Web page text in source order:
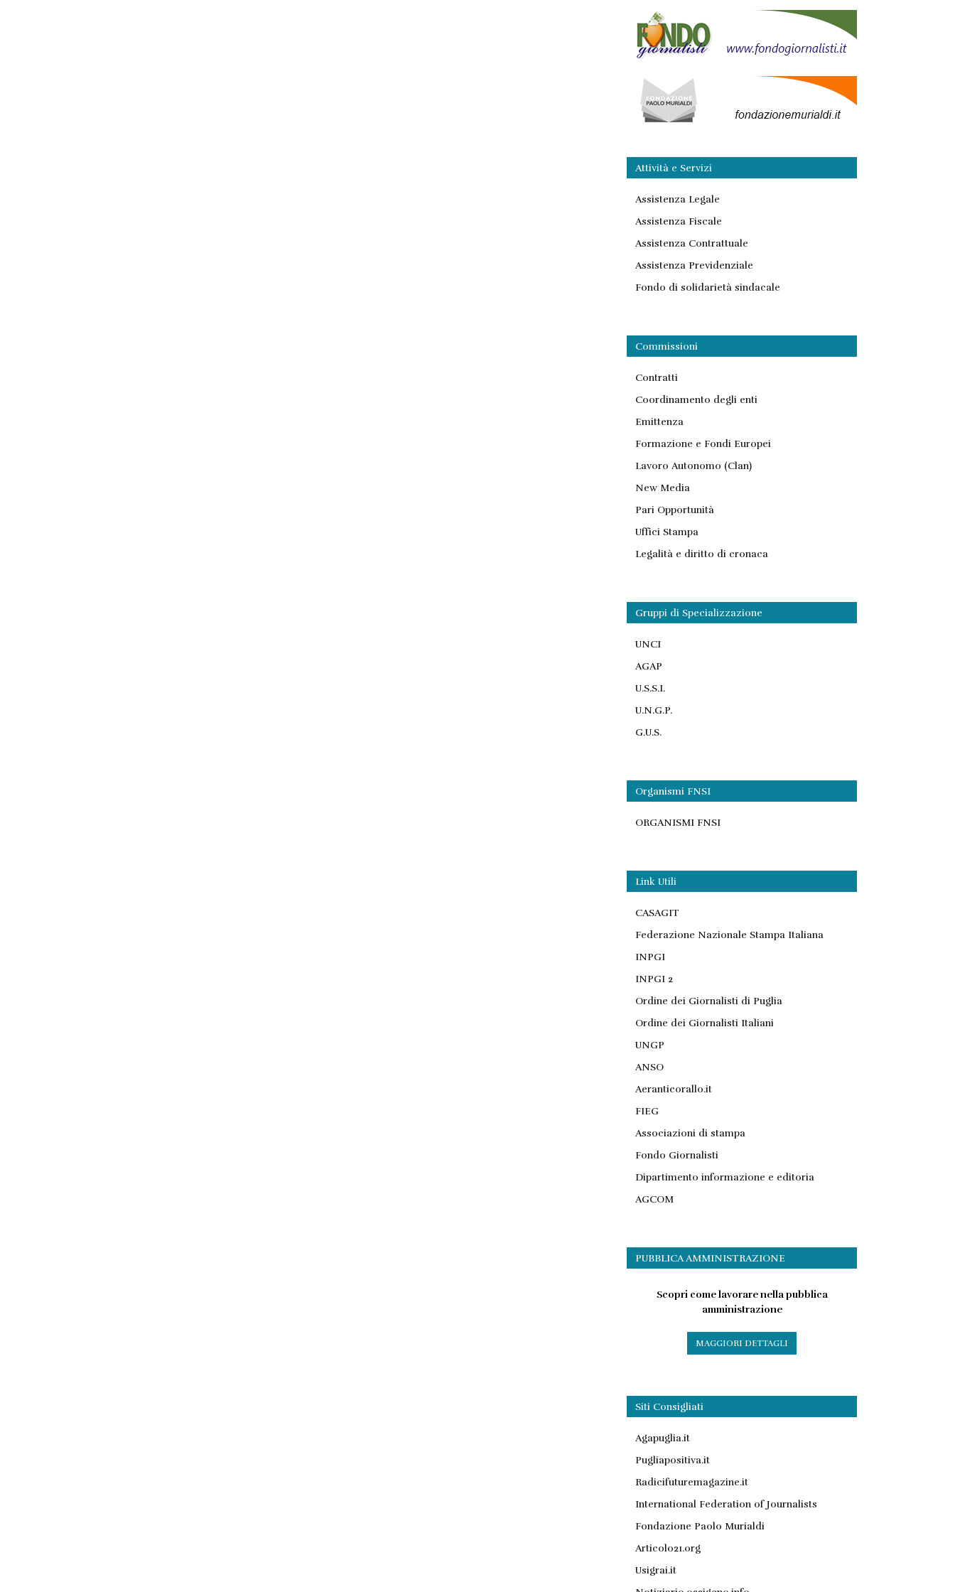
Attività e Servizi
Assistenza Legale
Assistenza Fiscale
Assistenza Contrattuale
Assistenza Previdenziale
Fondo di solidarietà sindacale
Commissioni
Contratti
Coordinamento degli enti
Emittenza
Formazione e Fondi Europei
Lavoro Autonomo (Clan)
New Media
Pari Opportunità
Uffici Stampa
Legalità e diritto di cronaca
Gruppi di Specializzazione
UNCI
AGAP
U.S.S.I.
U.N.G.P.
G.U.S.
Organismi FNSI
ORGANISMI FNSI
Link Utili
CASAGIT
Federazione Nazionale Stampa Italiana
INPGI
INPGI 2
Ordine dei Giornalisti di Puglia
Ordine dei Giornalisti Italiani
UNGP
ANSO
Aeranticorallo.it
FIEG
Associazioni di stampa
Fondo Giornalisti
Dipartimento informazione e editoria
AGCOM
PUBBLICA AMMINISTRAZIONE
Scopri come lavorare nella pubblica
amministrazione
MAGGIORI DETTAGLI
Siti Consigliati
Agapuglia.it
Pugliapositiva.it
Radicifuturemagazine.it
International Federation of Journalists
Fondazione Paolo Murialdi
Articolo21.org
Usigrai.it